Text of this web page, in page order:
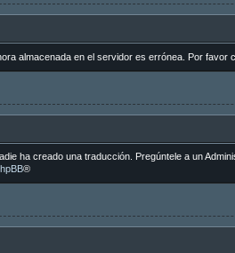
almacenada en el servidor es errónea. Por favor
ha creado una traducción. Pregúntele a un
®